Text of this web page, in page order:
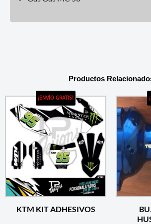
Productos
¡ENVÍO GRATIS!
KTM KIT ADHESIVOS